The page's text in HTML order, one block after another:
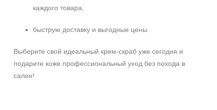
каждого товара;
быструю доставку и выгодные цены.
Выберите свой идеальный крем‑скраб уже сегодня и
подарите коже профессиональный уход без похода в
салон!